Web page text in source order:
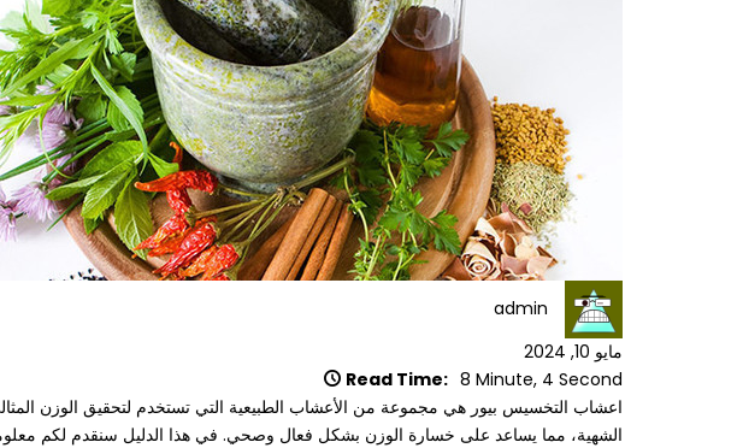
admin
مايو 10, 2024
Read Time: 8 Minute, 4 Second
اعشاب التخسيس بيور هي مجموعة من الأعشاب الطبيعية التي تستخدم لتحقيق الوزن
الشهية، مما يساعد على خسارة الوزن بشكل فعال وصحي. في هذا الدليل سنقدم لكم